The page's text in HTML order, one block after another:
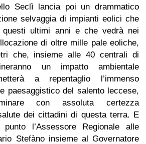
Seclì lancia poi un drammatico
selvaggia di impianti eolici che
questi ultimi anni e che vedrà nei
di oltre mille pale eoliche,
che, insieme alle 40 centrali di
un impatto ambientale
a repentaglio l’immenso
paesaggistico del salento leccese,
con assoluta certezza
dei cittadini di questa terra. E
l’Assessore Regionale alle
Stefàno insieme al Governatore